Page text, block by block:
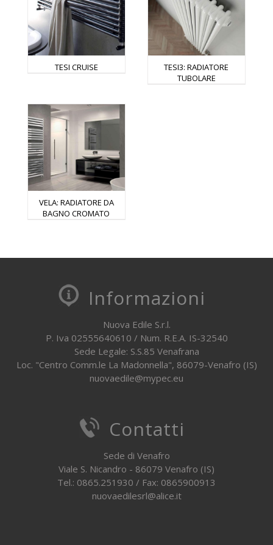
TESI CRUISE
TESI3: RADIATORE
TUBOLARE
VELA: RADIATORE DA
BAGNO CROMATO
Informazioni
Nuova Edile S.r.l.
P. Iva 02555640610 / Num. R.E.A. IS-32540
Sede Legale: S.S.85 Venafrana
Loc. "Centro Comm.le La Madonnella", 86079-Venafro (IS)
nuovaedile@mypec.eu
Contatti
Sede di Venafro
Viale S. Nicandro - 86079 Venafro (IS)
Tel.: 0865.251930 / Fax: 0865900913
nuovaedilesrl@alice.it